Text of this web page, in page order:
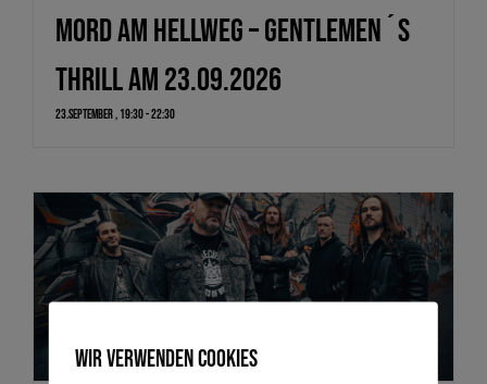
Mord am Hellweg – Gentlemen´s
Thrill am 23.09.2026
23.September , 19:30-22:30
Wir verwenden Cookies